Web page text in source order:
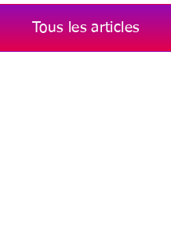
Tous les articles